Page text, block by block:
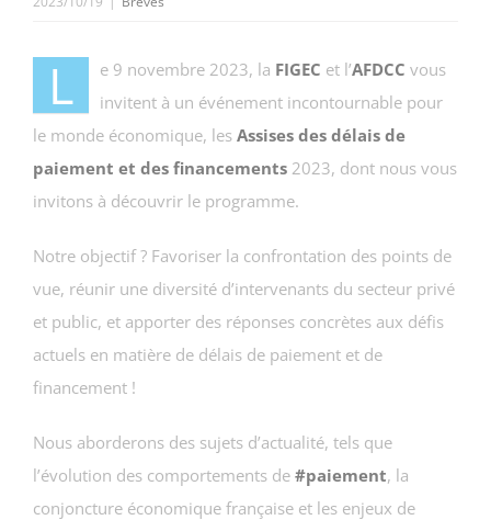
L e 9 novembre 2023, la FIGEC et l’AFDCC vous
invitent à un événement incontournable pour
le monde économique, les Assises des délais de
paiement et des financements 2023, dont nous vous
invitons à découvrir le programme.
Notre objectif ? Favoriser la confrontation des points de
vue, réunir une diversité d’intervenants du secteur privé
et public, et apporter des réponses concrètes aux défis
actuels en matière de délais de paiement et de
financement !
Nous aborderons des sujets d’actualité, tels que
l’évolution des comportements de #paiement, la
conjoncture économique française et les enjeux de